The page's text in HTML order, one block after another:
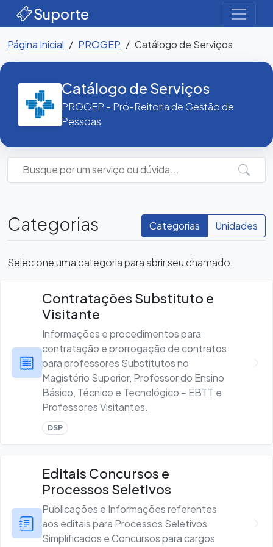
Suporte
Página Inicial PROGEP Catálogo de Serviços
Catálogo de Serviços
PROGEP - Pró-Reitoria de Gestão de
Pessoas
Categorias Categorias Unidades
Selecione uma categoria para abrir seu chamado.
Contratações Substituto e
Visitante
Informações e procedimentos para
contratação e prorrogação de contratos
para professores Substitutos no
Magistério Superior, Professor do Ensino
Básico, Técnico e Tecnológico – EBTT e
Professores Visitantes.
DSP
Editais Concursos e
Processos Seletivos
Publicações e Informações referentes
aos editais para Processos Seletivos
Simplificados e Concursos para cargos